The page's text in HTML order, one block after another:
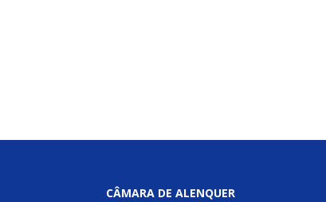
CÂMARA DE ALENQUER